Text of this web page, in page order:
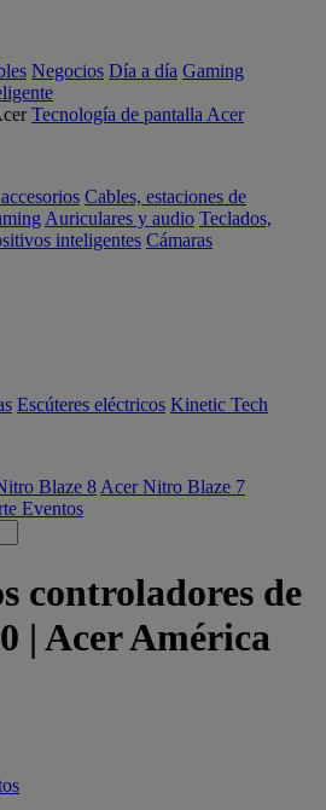
Negocios Día a día Gaming
Tecnología de pantalla Acer
Cables, estaciones de
Auriculares y audio Teclados,
inteligentes Cámaras
Escúteres eléctricos Kinetic Tech
Blaze 8 Acer Nitro Blaze 7
Eventos
controladores de
| Acer América